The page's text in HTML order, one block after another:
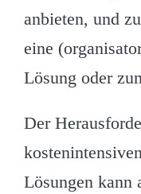
anbieten, und
eine
Lösung oder
Der
Lösungen kann